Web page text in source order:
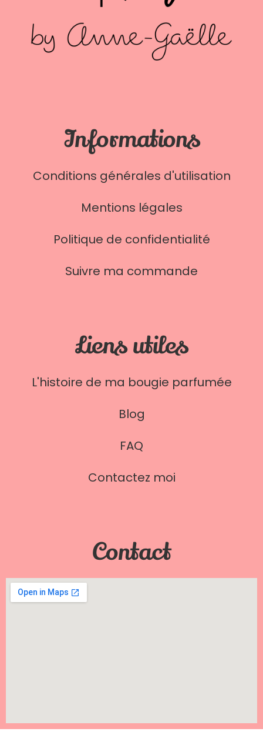
Informations
Conditions générales d'utilisation
Mentions légales
Politique de confidentialité
Suivre ma commande
Liens utiles
L'histoire de ma bougie parfumée
Blog
FAQ
Contactez moi
Contact